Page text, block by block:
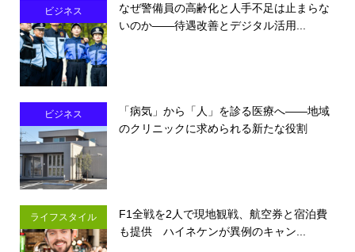
ビジネス
なぜ警備員の高齢化と人手不足は止まらな
いのか――待遇改善とデジタル活用...
ビジネス
「病気」から「人」を診る医療へ――地域
のクリニックに求められる新たな役割
ライフスタイル
F1全戦を2人で現地観戦、航空券と宿泊費
も提供 ハイネケンが異例のキャン...